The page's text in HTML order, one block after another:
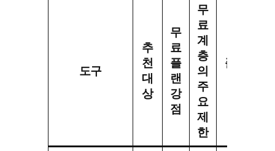
도구
추
천
대
상
무
료
플
랜
강
점
무
료
계
층
의
주
요
제
한
플랫